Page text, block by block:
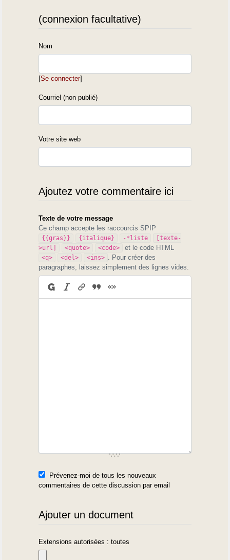
(connexion facultative)
Nom
[Se connecter]
Courriel (non publié)
Votre site web
Ajoutez votre commentaire ici
Texte de votre message
Ce champ accepte les raccourcis SPIP
{{gras}} {italique} -*liste
[texte-
>url]
<quote> <code> et le code HTML
<q> <del> <ins>
. Pour créer des
paragraphes, laissez simplement des lignes vides.
Prévenez-moi de tous les nouveaux
commentaires de cette discussion par email
Ajouter un document
Extensions autorisées : toutes